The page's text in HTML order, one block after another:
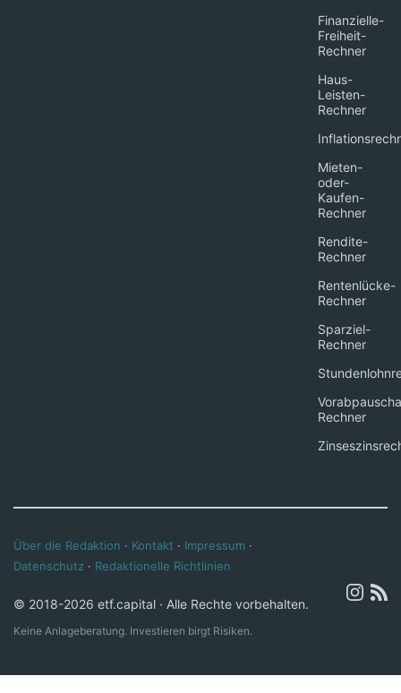
Finanzielle-
Freiheit-
Rechner
Haus-
Leisten-
Rechner
Mieten-
oder-
Kaufen-
Rechner
Rendite-
Rechner
Rentenlücke-
Rechner
Sparziel-
Rechner
Rechner
Über die Redaktion · Kontakt · Impressum ·
Datenschutz · Redaktionelle Richtlinien
© 2018-2026 etf.capital · Alle Rechte vorbehalten.
Keine Anlageberatung. Investieren birgt Risiken.